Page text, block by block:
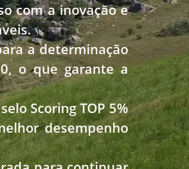
com a inovação e
a determinação
o que garante a
Scoring TOP 5%
desempenho